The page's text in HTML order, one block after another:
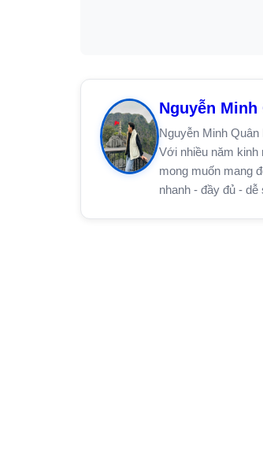
Nguyễn Minh
Nguyễn Minh
Với nhiều năm kinh
mong muốn mang
nhanh - đầy đủ - dễ